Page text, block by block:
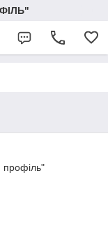
профіль"